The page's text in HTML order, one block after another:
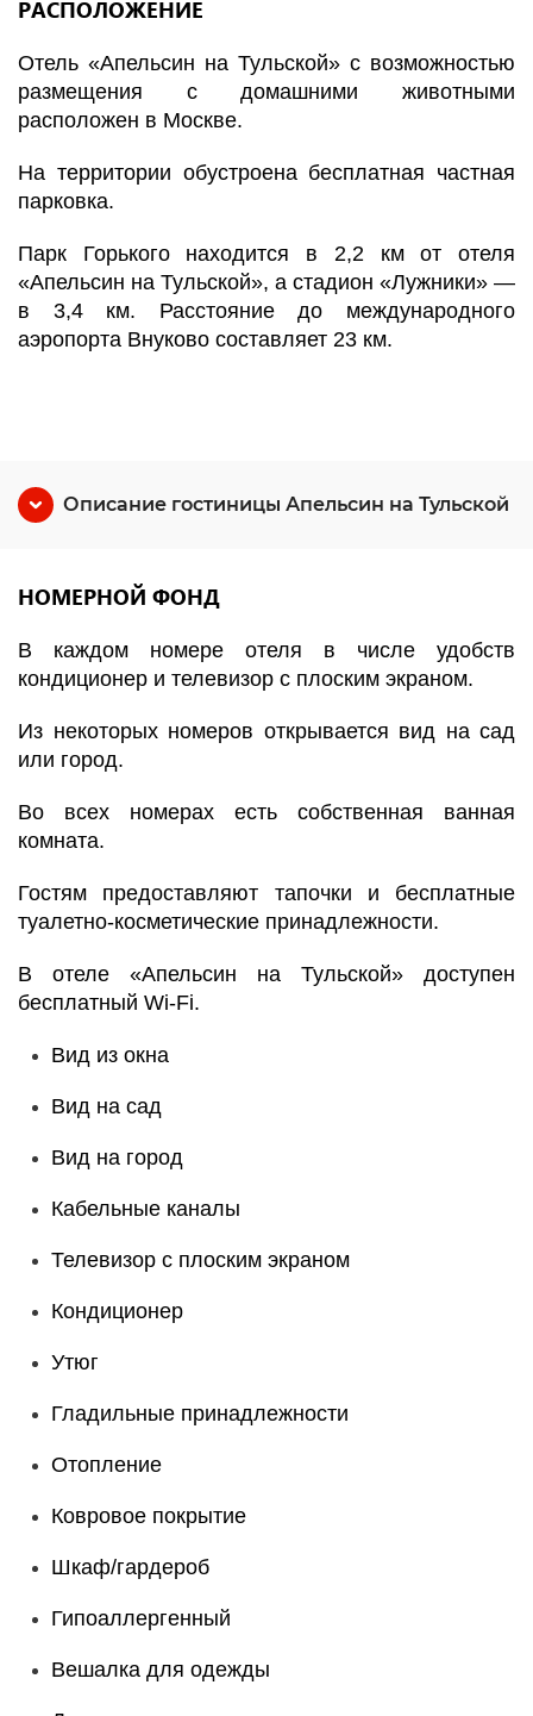
РАСПОЛОЖЕНИЕ
Отель «Апельсин на Тульской» с возможностью
размещения с домашними животными
расположен в Москве.
На территории обустроена бесплатная частная
парковка.
Парк Горького находится в 2,2 км от отеля
«Апельсин на Тульской», а стадион «Лужники» —
в 3,4 км. Расстояние до международного
аэропорта Внуково составляет 23 км.
Описание гостиницы Апельсин на Тульской
НОМЕРНОЙ ФОНД
В каждом номере отеля в числе удобств
кондиционер и телевизор с плоским экраном.
Из некоторых номеров открывается вид на сад
или город.
Во всех номерах есть собственная ванная
комната.
Гостям предоставляют тапочки и бесплатные
туалетно-косметические принадлежности.
В отеле «Апельсин на Тульской» доступен
бесплатный Wi-Fi.
Вид из окна
Вид на сад
Вид на город
Кабельные каналы
Телевизор с плоским экраном
Кондиционер
Утюг
Гладильные принадлежности
Отопление
Ковровое покрытие
Шкаф/гардероб
Гипоаллергенный
Вешалка для одежды